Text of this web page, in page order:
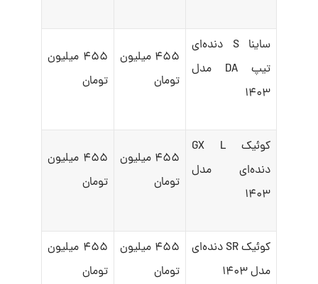
ساینا S دنده‌ای
تیپ DA مدل
۱۴۰۳
۴۵۵ میلیون
تومان
۴۵۵ میلیون
تومان
کوئیک GX L
دنده‌ای مدل
۱۴۰۳
۴۵۵ میلیون
تومان
۴۵۵ میلیون
تومان
کوئیک SR دنده‌ای
مدل ۱۴۰۳
۴۵۵ میلیون
تومان
۴۵۵ میلیون
تومان